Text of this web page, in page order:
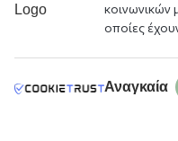
κοινωνικών
οποίες
Αναγκαία